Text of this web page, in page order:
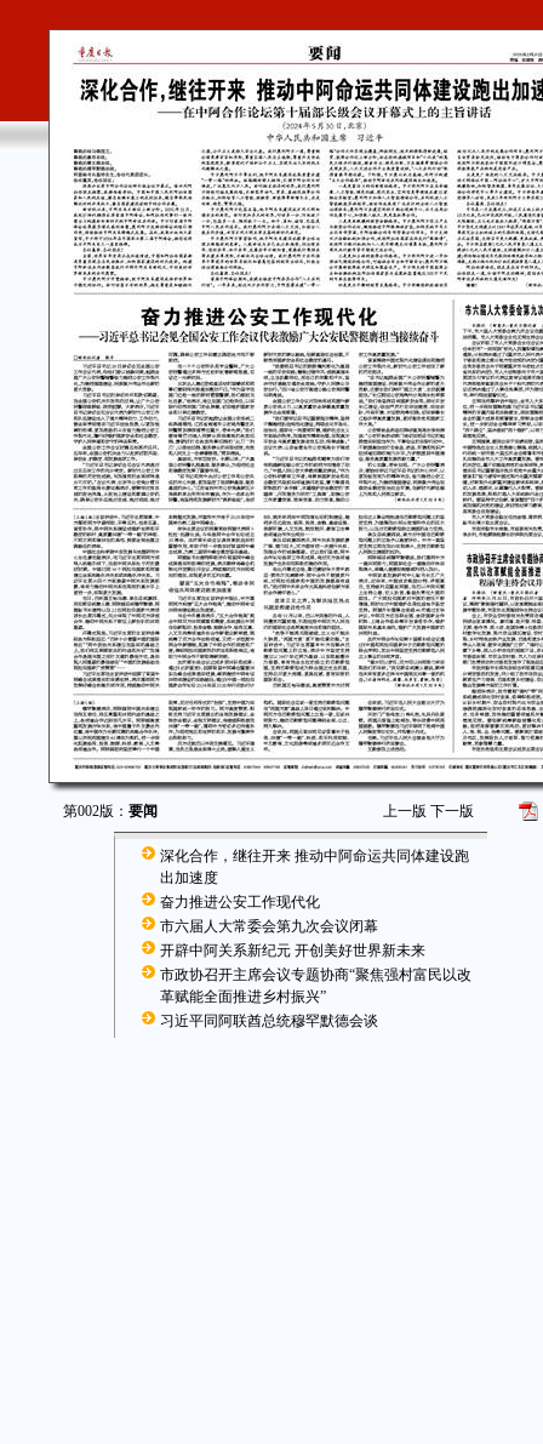
第002版： 要闻 上一版 下一版
深化合作，继往开来 推动中阿命运共同体建设跑
出加速度
奋力推进公安工作现代化
市六届人大常委会第九次会议闭幕
开辟中阿关系新纪元 开创美好世界新未来
市政协召开主席会议专题协商“聚焦强村富民以改
革赋能全面推进乡村振兴”
习近平同阿联酋总统穆罕默德会谈